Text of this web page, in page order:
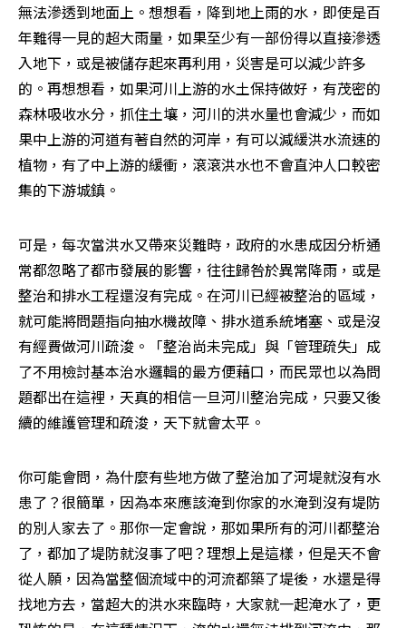
無法滲透到地面上。想想看，降到地上雨的水，即使是百
年難得一見的超大雨量，如果至少有一部份得以直接滲透
入地下，或是被儲存起來再利用，災害是可以減少許多
的。再想想看，如果河川上游的水土保持做好，有茂密的
森林吸收水分，抓住土壤，河川的洪水量也會減少，而如
果中上游的河道有著自然的河岸，有可以減緩洪水流速的
植物，有了中上游的緩衝，滾滾洪水也不會直沖人口較密
集的下游城鎮。
可是，每次當洪水又帶來災難時，政府的水患成因分析通
常都忽略了都市發展的影響，往往歸咎於異常降雨，或是
整治和排水工程還沒有完成。在河川已經被整治的區域，
就可能將問題指向抽水機故障、排水道系統堵塞、或是沒
有經費做河川疏浚。「整治尚未完成」與「管理疏失」成
了不用檢討基本治水邏輯的最方便藉口，而民眾也以為問
題都出在這裡，天真的相信一旦河川整治完成，只要又後
續的維護管理和疏浚，天下就會太平。
你可能會問，為什麼有些地方做了整治加了河堤就沒有水
患了？很簡單，因為本來應該淹到你家的水淹到沒有堤防
的別人家去了。那你一定會說，那如果所有的河川都整治
了，都加了堤防就沒事了吧？理想上是這樣，但是天不會
從人願，因為當整個流域中的河流都築了堤後，水還是得
找地方去，當超大的洪水來臨時，大家就一起淹水了，更